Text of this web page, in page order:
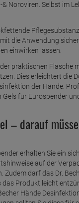
Noroviren. Selbst im
die Anwendung
einwirken lassen.
praktischen Flasche
Dies erleichtert die
der Hände.
für Eurospender
– darauf
erhalten Sie ein
auf der
darf das Dr.
Produkt leicht
Hände